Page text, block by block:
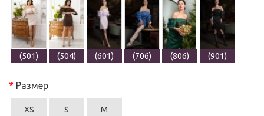
(501) (504) (601) (706) (806) (901)
Размер
XS S M